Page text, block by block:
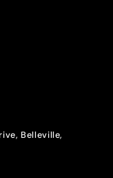
Belleville,